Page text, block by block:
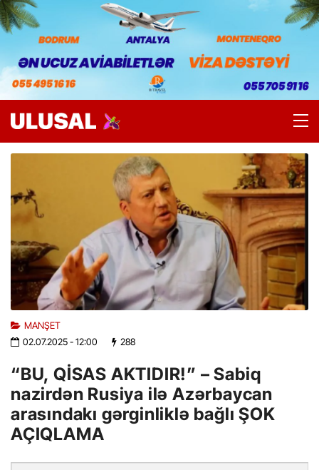
MANŞET
02.07.2025- 12:00 288
“BU, QİSAS AKTIDIR!” – Sabiq
nazirdən Rusiya ilə Azərbaycan
arasındakı gərginliklə bağlı ŞOK
AÇIQLAMA